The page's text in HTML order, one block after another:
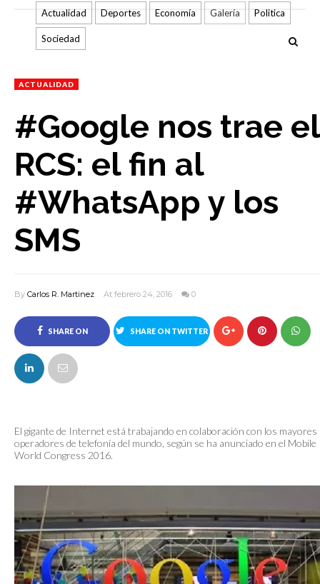
Actualidad Deportes Economía Galería Politica
Sociedad
ACTUALIDAD
#Google nos trae el
RCS: el fin al
#WhatsApp y los
SMS
By Carlos R. Martinez At febrero 24, 2016 0
SHARE ON
FACEBOOK
SHARE ON TWITTER
El gigante de Internet está trabajando en colaboración con los mayores
operadores de telefonía del mundo, según se ha anunciado en el Mobile
World Congress 2016.